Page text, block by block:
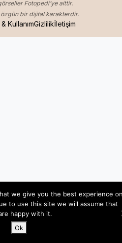
Fotopedi’ye aittir.
bir dijital karakterdir.
KullanımGizlilikİletişim
we give you the best experience
to use this site we will assume that
happy with it.
Ok